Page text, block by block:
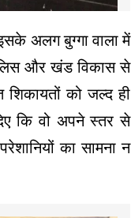
अलग बुग्गा वाला में
और खंड विकास से
शिकायतों को जल्द ही
कि वो अपने स्तर से
का सामना न